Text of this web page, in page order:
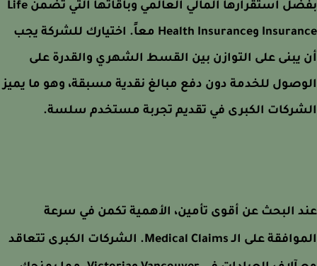
بفضل استقرارها المالي العالمي وباقاتها التي تضمن Life
Insurance وHealth Insurance معاً. اختيارك للشركة يجب
يبنى على التوازن بين القسط الشهري والقدرة على
للخدمة دون دفع مبالغ نقدية مسبقة، وهو ما يميز
الكبرى في تقديم تجربة مستخدم سلسة.
البحث عن أقوى تأمين، الأهمية تكمن في سرعة
الموافقة على الـ Medical Claims. الشركات الكبرى تتعاقد